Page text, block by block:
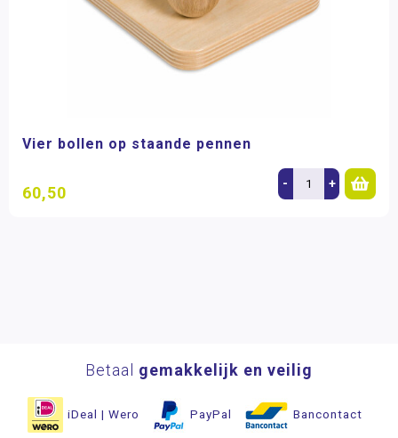
Vier bollen op staande pennen
60,50 - +
Betaal gemakkelijk en veilig
iDeal | Wero PayPal Bancontact